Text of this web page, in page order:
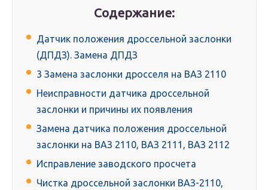
Содержание:
Датчик положения дроссельной заслонки
(ДПДЗ). Замена ДПДЗ
3 Замена заслонки дросселя на ВАЗ 2110
Неисправности датчика дроссельной
заслонки и причины их появления
Замена датчика положения дроссельной
заслонки на ВАЗ 2110, ВАЗ 2111, ВАЗ 2112
Исправление заводского просчета
Чистка дроссельной заслонки ВАЗ-2110,